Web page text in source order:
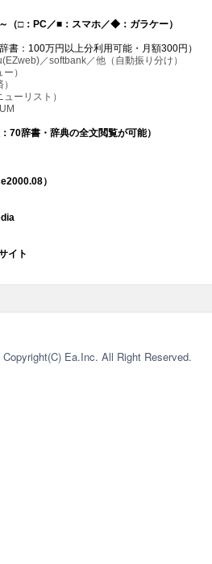
（□：PC／■：スマホ／◆：ガラケー）
書：100万円以上分利用可能・月額300円）
／softbank／他（自動振り分け）
）
ーリスト）
70辞書・辞典の全文閲覧が可能）
）
イト
Copyright(C) Ea.Inc. All Right Reserved.